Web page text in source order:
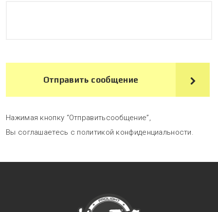
Отправить сообщение
Нажимая кнопку “Отправитьсообщение”,
Вы соглашаетесь с политикой конфиденциальности.